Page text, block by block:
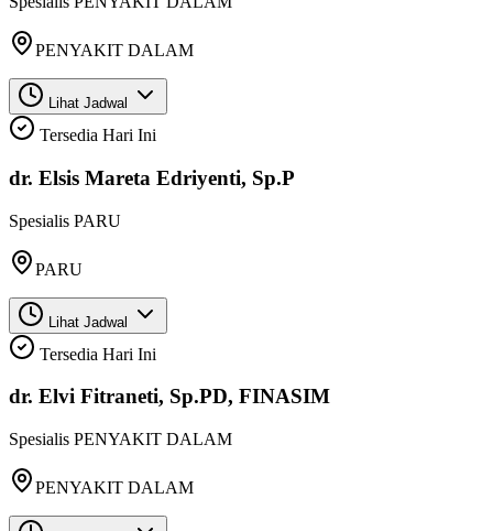
PENYAKIT DALAM
Lihat Jadwal
Tersedia Hari Ini
dr. Elsis Mareta Edriyenti, Sp.P
Spesialis PARU
PARU
Lihat Jadwal
Tersedia Hari Ini
dr. Elvi Fitraneti, Sp.PD, FINASIM
Spesialis PENYAKIT DALAM
PENYAKIT DALAM